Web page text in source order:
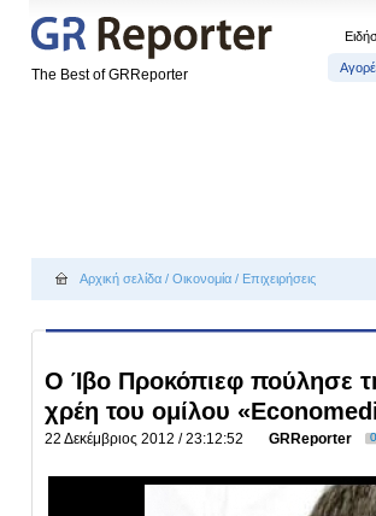
The Best of GRReporter
Αρχική σελίδα / Οικονομία / Επιχειρήσεις
Ο Ίβο Προκόπιεφ πούλησε
χρέη του ομίλου
22 Δεκέμβριος 2012 / 23:12:52 GRReporter 0